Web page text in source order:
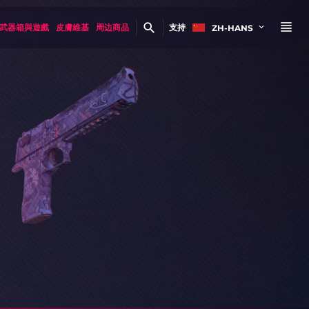
武器箱與遊戲 皮膚維基 周边商品 支持 ZH-HANS